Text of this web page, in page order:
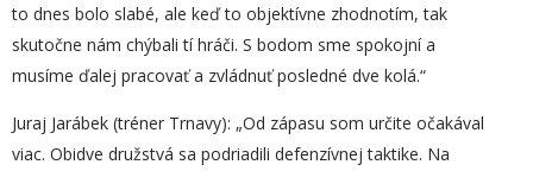
to dnes bolo slabé, ale keď to objektívne zhodnotím, tak
skutočne nám chýbali tí hráči. S bodom sme spokojní a
musíme ďalej pracovať a zvládnuť posledné dve kolá.“
Juraj Jarábek (tréner Trnavy): „Od zápasu som určite očakával
viac. Obidve družstvá sa podriadili defenzívnej taktike. Na